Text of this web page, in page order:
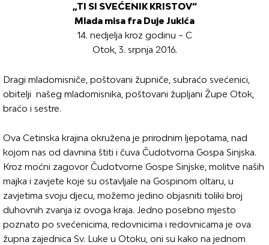
„TI SI SVEĆENIK KRISTOV“
Mlada misa fra Duje Jukića
14. nedjelja kroz godinu – C
Otok, 3. srpnja 2016.
Dragi mladomisniče, poštovani župniče, subraćo svećenici,
obitelji našeg mladomisnika, poštovani župljani Župe Otok,
braćo i sestre.
Ova Cetinska krajina okružena je prirodnim ljepotama, nad
kojom nas od davnina štiti i čuva Čudotvorna Gospa Sinjska.
Kroz moćni zagovor Čudotvorne Gospe Sinjske, molitve naših
majka i zavjete koje su ostavljale na Gospinom oltaru, u
zavjetima svoju djecu, možemo jedino objasniti toliki broj
duhovnih zvanja iz ovoga kraja. Jedno posebno mjesto
poznato po svećenicima, redovnicima i redovnicama je ova
župna zajednica Sv. Luke u Otoku, oni su kako na jednom